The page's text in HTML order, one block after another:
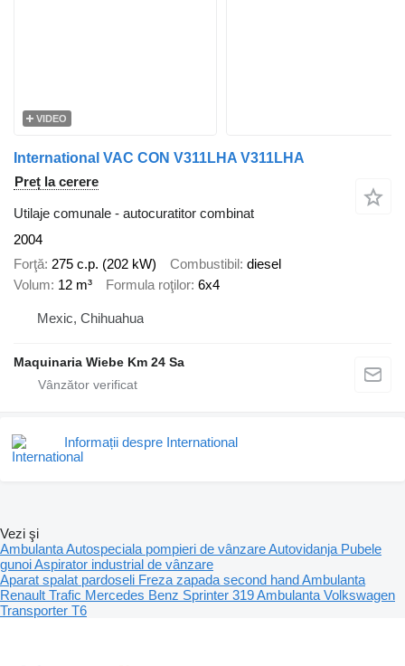
VIDEO
International VAC CON V311LHA V311LHA
Preț la cerere
Utilaje comunale - autocuratitor combinat
2004
Forţă 275 c.p. (202 kW) Combustibil diesel
Volum 12 m³ Formula roţilor 6x4
Mexic, Chihuahua
Maquinaria Wiebe Km 24 Sa
Informații despre International
Vezi şi
AmbulantaAutospeciala pompieri de vânzareAutovidanja Pubele
gunoiAspirator industrial de vânzare
Aparat spalat pardoseli Freza zapada second handAmbulanta
Renault Trafic Mercedes Benz Sprinter 319Ambulanta Volkswagen
Transporter T6